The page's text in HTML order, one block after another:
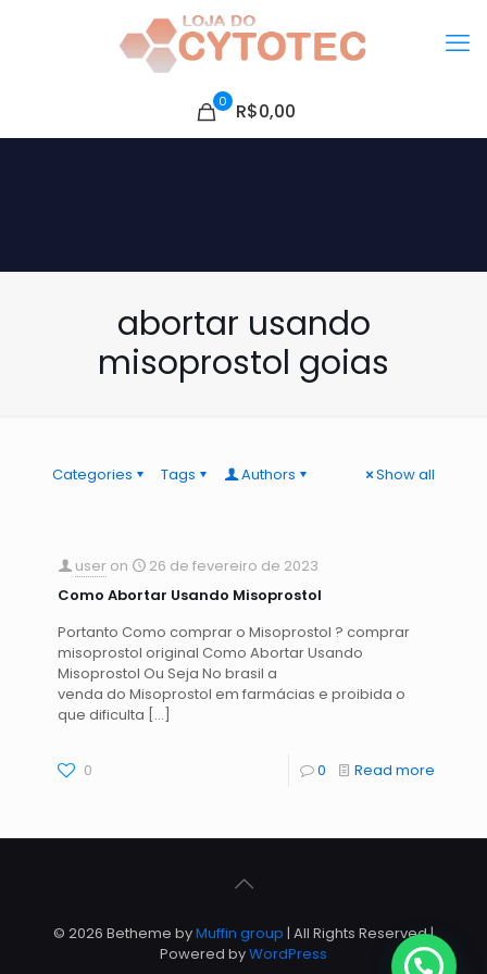
0 R$0,00
abortar usando
misoprostol goias
Categories Tags Authors Show all
user on
26 de fevereiro de 2023
Como Abortar Usando Misoprostol
Portanto Como comprar o Misoprostol ? comprar
misoprostol original Como Abortar Usando
Misoprostol Ou Seja No brasil a
venda do Misoprostol em farmácias e proibida o
que dificulta […]
0 0 Read more
© 2026 Betheme byMuffin group | All Rights Reserved |
Powered byWordPress